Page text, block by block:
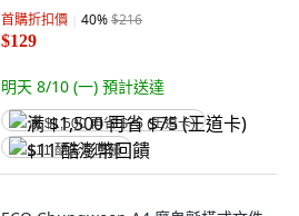
首購折扣價 40%$216
$129
明天 8/10 (一) 預計送達
满 $1,500 再省 $75 (王道卡)
$11 酷澎幣回饋